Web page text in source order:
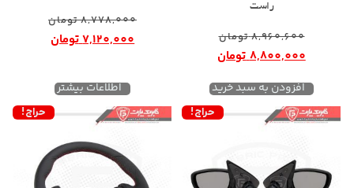
راست
8,960,600تومان
8,800,000تومان
افزودن به سبد خرید
8,778,000تومان
7,120,000تومان
اطلاعات بیشتر
حراج! حراج!